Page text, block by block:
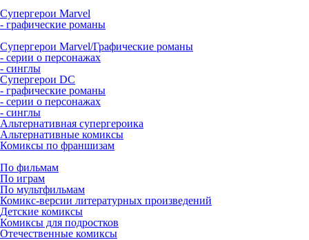
Супергерои Marvel
- графические романы
Супергерои Marvel/Графические романы
- серии о персонажах
- синглы
Супергерои DC
- графические романы
- серии о персонажах
- синглы
Альтернативная супергероика
Альтернативные комиксы
Комиксы по франшизам
По фильмам
По играм
По мультфильмам
Комикс-версии литературных произведений
Детские комиксы
Комиксы для подростков
Отечественные комиксы